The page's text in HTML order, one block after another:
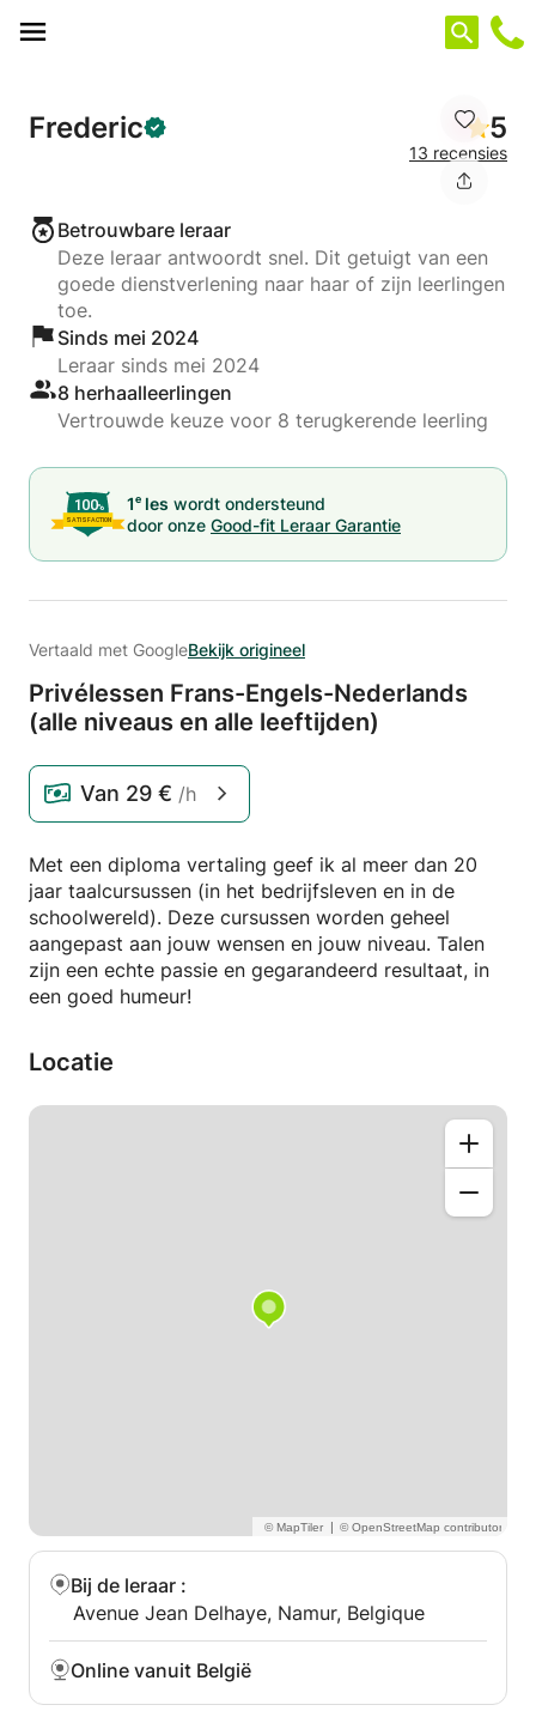
Frederic 5
13 recensies
Betrouwbare leraar
Deze leraar antwoordt snel. Dit getuigt van een
goede dienstverlening naar haar of zijn leerlingen
toe.
Sinds mei 2024
Leraar sinds mei 2024
8 herhaalleerlingen
Vertrouwde keuze voor 8 terugkerende leerling
1e les wordt ondersteund
door onze Good-fit Leraar Garantie
Vertaald met GoogleBekijk origineel
Privélessen Frans-Engels-Nederlands
(alle niveaus en alle leeftijden)
Van 29 € /h
Met een diploma vertaling geef ik al meer dan 20
jaar taalcursussen (in het bedrijfsleven en in de
schoolwereld). Deze cursussen worden geheel
aangepast aan jouw wensen en jouw niveau. Talen
zijn een echte passie en gegarandeerd resultaat, in
een goed humeur!
Locatie
|
Bij de leraar :
Avenue Jean Delhaye, Namur, Belgique
Online vanuit België